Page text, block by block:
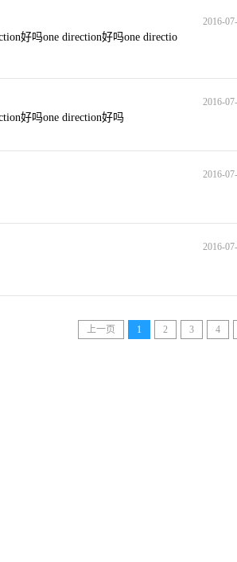
2016-
好吗one direction好吗one directio
2016-
好吗one direction好吗
2016-
2016-
上一页 1 2 3 4